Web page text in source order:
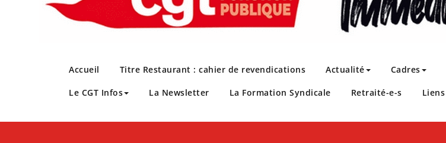
CGT Métropole Européenne de Lille
Accueil Titre Restaurant : cahier de revendications Actualité Cadres
Le CGT Infos La Newsletter La Formation Syndicale Retraité-e-s Liens